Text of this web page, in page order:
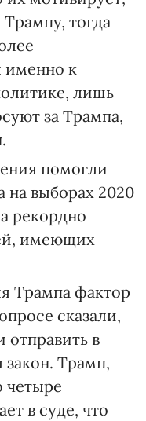
тогда
именно к
лишь
за Трампа,
помогли
на выборах 2020
рекордно
имеющих
Трампа фактор
сказали,
отправить в
Трамп,
четыре
в суде, что